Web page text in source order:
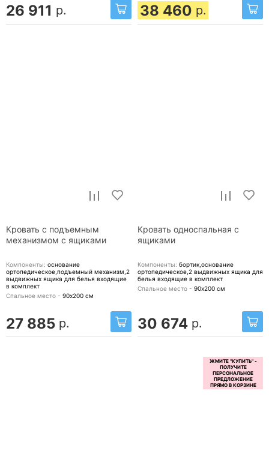
26 911 р. 38 460 р.
Кровать с подъемным
механизмом с ящиками
Компоненты: основание
ортопедическое,подъемный механизм,2
выдвижных ящика для белья входящие
в комплект
Спальное место - 90х200 см
27 885 р.
Кровать односпальная с
ящиками
Компоненты: бортик,основание
ортопедическое,2 выдвижных ящика для
белья входящие в комплект
Спальное место - 90х200 см
30 674 р.